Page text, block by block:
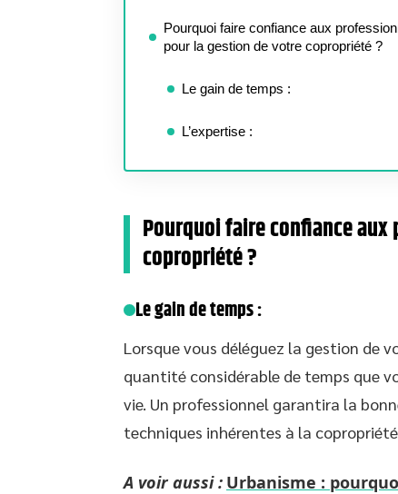
Pourquoi faire confiance aux
pour la gestion de votre copropriété ?
Le gain de temps :
L’expertise :
Pourquoi faire confiance
copropriété ?
Le gain de temps :
Lorsque vous déléguez la gestion de
quantité considérable de temps que
vie. Un professionnel garantira la
techniques inhérentes à la copropriété.
A voir aussi : Urbanisme :